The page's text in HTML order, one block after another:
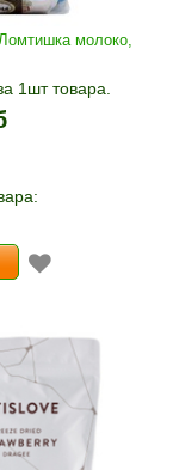
молоко,
1шт товара.
кнопками «+»
нужное